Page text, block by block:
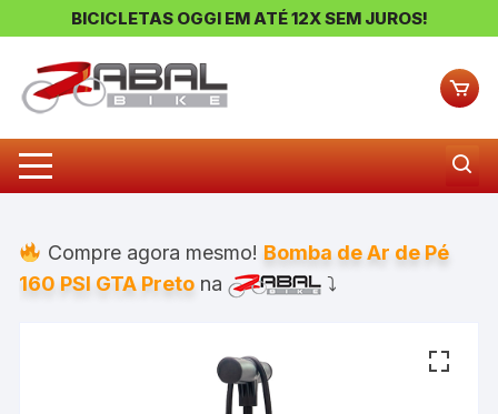
BICICLETAS OGGI EM ATÉ 12X SEM JUROS!
Compre agora mesmo! Bomba de Ar de Pé
160 PSI GTA Preto na ⤵